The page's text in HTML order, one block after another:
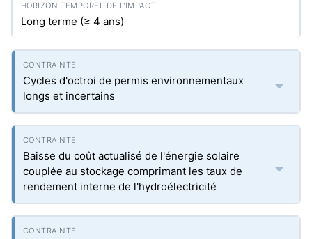
Long terme (≥ 4 ans)
Cycles d'octroi de permis environnementaux
longs et incertains
Baisse du coût actualisé de l'énergie solaire
couplée au stockage comprimant les taux de
rendement interne de l'hydroélectricité